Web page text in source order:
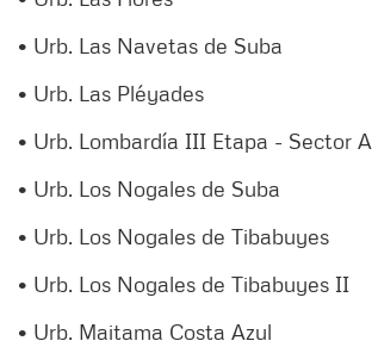
• Urb. Las Navetas de Suba
• Urb. Las Pléyades
• Urb. Lombardía III Etapa - Sector A
• Urb. Los Nogales de Suba
• Urb. Los Nogales de Tibabuyes
• Urb. Los Nogales de Tibabuyes II
• Urb. Maitama Costa Azul